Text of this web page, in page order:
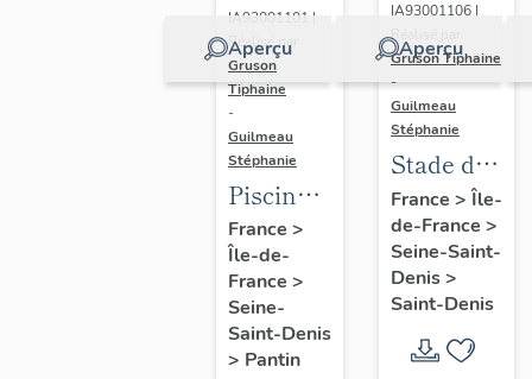
Aperçu
IA93001101 |
Réalisé par
Gruson
Tiphaine
-
Guilmeau
Stéphanie
Piscine
Leclerc,
actuellement
piscine
Alice-
Milliat
France >
Île-de-
France >
Seine-
Saint-Denis
> Pantin
Aperçu
IA93001106 |
Réalisé par
Gruson Tiphaine
-
Guilmeau
Stéphanie
Stade de
France
France > Île-
de-France >
Seine-Saint-
Denis>
Saint-Denis